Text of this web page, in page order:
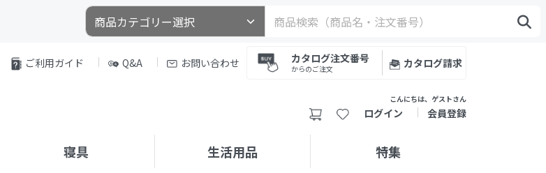
ご利用ガイド Q&A お問い合わせ カタログ注文番号
からのご注文 カタログ請求
こんにちは、ゲストさん
ログイン 会員登録
寝具 生活用品 特集